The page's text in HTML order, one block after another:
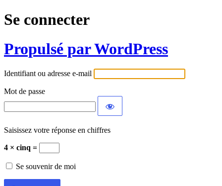
Se connecter
Propulsé par WordPress
Identifiant ou adresse e-mail
Mot de passe
Saisissez votre réponse en chiffres
4 × cinq =
Se souvenir de moi